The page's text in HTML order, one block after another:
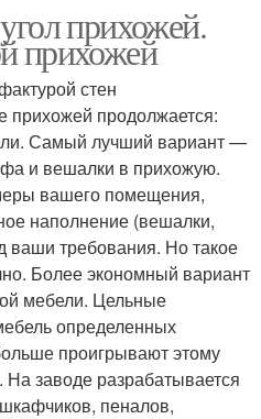
прихожей.
прихожей
стен
продолжается:
Самый лучший вариант —
и вешалки в прихожую.
вашего помещения,
наполнение (вешалки,
ваши требования. Но такое
Более экономный вариант
мебели. Цельные
определенных
проигрывают этому
заводе разрабатывается
пеналов,